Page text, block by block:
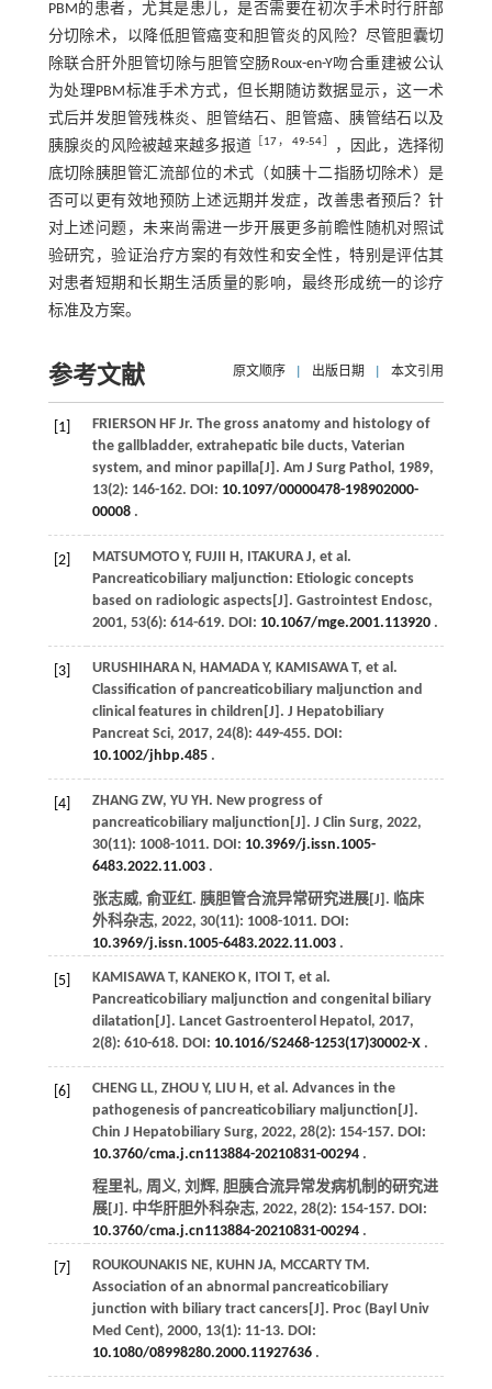
PBM的患者，尤其是患儿，是否需要在初次手术时行肝部
分切除术，以降低胆管癌变和胆管炎的风险？尽管胆囊切
除联合肝外胆管切除与胆管空肠Roux-en-Y吻合重建被公认
为处理PBM标准手术方式，但长期随访数据显示，这一术
式后并发胆管残株炎、胆管结石、胆管癌、胰管结石以及
胰腺炎的风险被越来越多报道
［17，49-54］
，因此，选择彻
底切除胰胆管汇流部位的术式（如胰十二指肠切除术）是
否可以更有效地预防上述远期并发症，改善患者预后？针
对上述问题，未来尚需进一步开展更多前瞻性随机对照试
验研究，验证治疗方案的有效性和安全性，特别是评估其
对患者短期和长期生活质量的影响，最终形成统一的诊疗
标准及方案。
参考文献 原文顺序 出版日期 本文引用
[1] FRIERSON HFJr. The gross anatomy and histology of
the gallbladder, extrahepatic bile ducts, Vaterian
system, and minor papilla[J]. Am J Surg Pathol, 1989,
13(2): 146-162. DOI: 10.1097/00000478-198902000-
00008.
[2] MATSUMOTO Y, FUJII H, ITAKURA J, et al.
Pancreaticobiliary maljunction: Etiologic concepts
based on radiologic aspects[J]. Gastrointest Endosc,
2001, 53(6): 614-619. DOI: 10.1067/mge.2001.113920.
[3] URUSHIHARA N, HAMADA Y, KAMISAWA T, et al.
Classification of pancreaticobiliary maljunction and
clinical features in children[J]. J Hepatobiliary
Pancreat Sci, 2017, 24(8): 449-455. DOI:
10.1002/jhbp.485.
[4] ZHANG ZW, YU YH. New progress of
pancreaticobiliary maljunction[J]. J Clin Surg, 2022,
30(11): 1008-1011. DOI: 10.3969/j.issn.1005-
6483.2022.11.003.
张志威, 俞亚红. 胰胆管合流异常研究进展[J]. 临床
外科杂志, 2022, 30(11): 1008-1011. DOI:
10.3969/j.issn.1005-6483.2022.11.003.
[5] KAMISAWA T, KANEKO K, ITOI T, et al.
Pancreaticobiliary maljunction and congenital biliary
dilatation[J]. Lancet Gastroenterol Hepatol, 2017,
2(8): 610-618. DOI: 10.1016/S2468-1253(17)30002-X.
[6] CHENG LL, ZHOU Y, LIU H, et al. Advances in the
pathogenesis of pancreaticobiliary maljunction[J].
Chin J Hepatobiliary Surg, 2022, 28(2): 154-157. DOI:
10.3760/cma.j.cn113884-20210831-00294.
程里礼, 周义, 刘辉, 胆胰合流异常发病机制的研究进
展[J]. 中华肝胆外科杂志, 2022, 28(2): 154-157. DOI:
10.3760/cma.j.cn113884-20210831-00294.
[7] ROUKOUNAKIS NE, KUHN JA, MCCARTY TM.
Association of an abnormal pancreaticobiliary
junction with biliary tract cancers[J]. Proc (Bayl Univ
Med Cent), 2000, 13(1): 11-13. DOI:
10.1080/08998280.2000.11927636.